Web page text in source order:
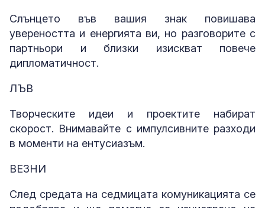
Слънцето във вашия знак повишава
увереността и енергията ви, но разговорите с
партньори и близки изискват повече
дипломатичност.
ЛЪВ
Творческите идеи и проектите набират
скорост. Внимавайте с импулсивните разходи
в моменти на ентусиазъм.
ВЕЗНИ
След средата на седмицата комуникацията се